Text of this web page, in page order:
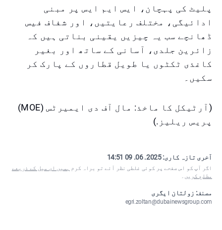
پلیٹ کی پہچان، ایس ایم ایس پر مبنی
ادائیگی، مختلف رعایتیں، اور شفاف فیس
ڈھانچے سب یہ چیزیں یقینی بناتی ہیں کہ
زائرین جلدی، آسانی کے ساتھ اور بغیر
کاغذی ٹکٹوں یا طویل قطاروں کے پارک کر
سکیں۔
(آرٹیکل کا ماخذ: مال آف دی ایمیرٹس (MOE)
پریس ریلیز.)
آخری تازہ کاری:2025. 06. 09 14:51
اگر آپ کو اس صفحے پر کوئی غلطی نظر آئے تو براہ کرم ہمیں ای میل کے ذریعے
مطلع کریں ۔
مصنف: زولتان ایگری
egri.zoltan@dubainewsgroup.com